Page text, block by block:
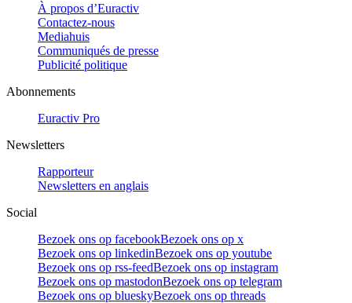
À propos d’Euractiv
Contactez-nous
Mediahuis
Communiqués de presse
Publicité politique
Abonnements
Euractiv Pro
Newsletters
Rapporteur
Newsletters en anglais
Social
Bezoek ons op facebookBezoek ons op x
Bezoek ons op linkedinBezoek ons op youtube
Bezoek ons op rss-feedBezoek ons op instagram
Bezoek ons op mastodonBezoek ons op telegram
Bezoek ons op blueskyBezoek ons op threads